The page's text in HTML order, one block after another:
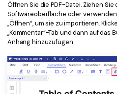
Öffnen Sie die PDF-Datei. Ziehen
Softwareoberfläche oder
„Öffnen“, um sie zu importieren.
„Kommentar“-Tab und dann auf das
Anhang hinzuzufügen.